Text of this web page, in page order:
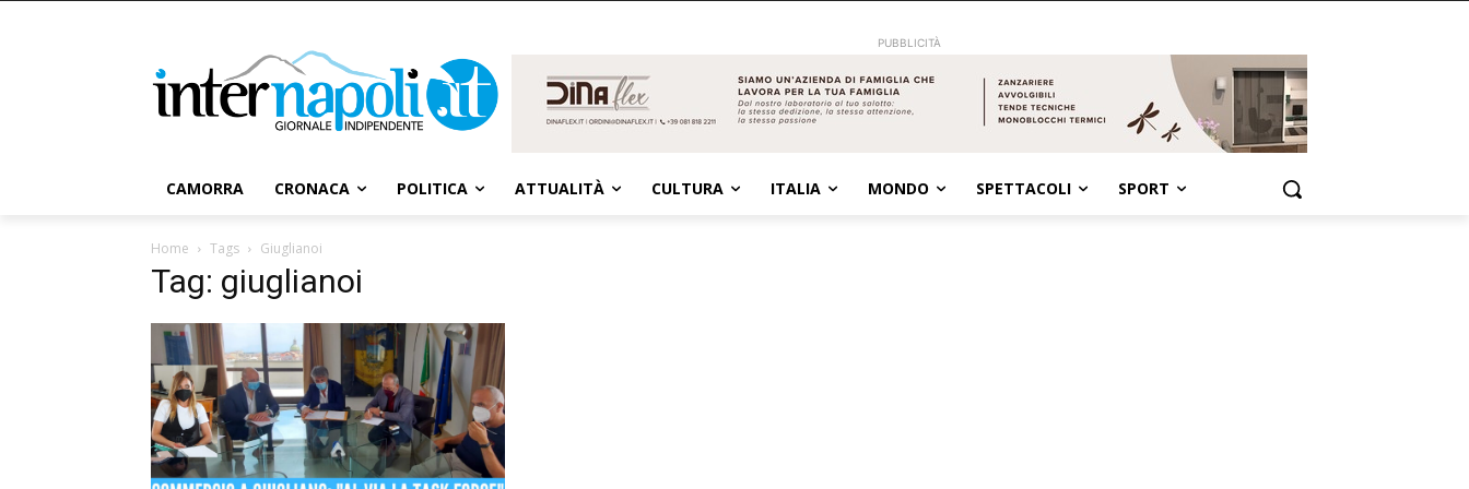
PUBBLICITÀ
CAMORRA CRONACA POLITICA ATTUALITÀ CULTURA ITALIA MONDO SPETTACOLI SPORT
Home Tags Giuglianoi
Tag: giuglianoi